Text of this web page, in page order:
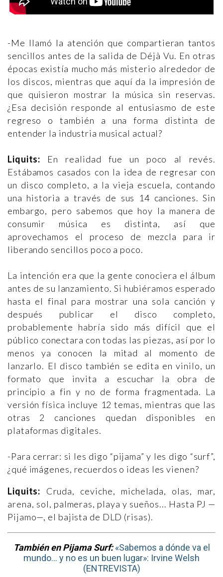
-Me llamó la atención que compartieran tantos
sencillos antes de la salida de Déjà Vu. En otras
épocas existía mucho más misterio alrededor de
los discos, mientras que aquí da la impresión de
que quisieron mostrar la música sin reservas.
¿Esa decisión responde al entusiasmo de este
regreso o también a una forma distinta de
entender la industria musical actual?
Liquits: En realidad fue un poco al revés.
Estábamos casados con la idea de regresar con
un disco completo, a la vieja escuela, contando
una historia a través de sus 14 canciones. Sin
embargo, pero sabemos que hoy la manera de
consumir música es distinta, así que
aprovechamos el proceso de mezcla para ir
liberando sencillos poco a poco.
La intención era que la gente conociera el álbum
antes de su lanzamiento. Si hubiéramos esperado
hasta el final para mostrar una sola canción y
después publicar el disco completo,
probablemente habría sido más difícil que el
público conectara con todas las piezas, así por lo
menos ya conocen la mitad al momento de
lanzarlo. El disco también se edita en vinilo, un
formato que invita a escuchar la obra de
principio a fin y no de forma fragmentada. La
versión física incluye 12 temas, mientras que las
otras 2 canciones quedan disponibles en
plataformas digitales.
-Para cerrar: si les digo “pijama” y les digo “surf”,
¿qué imágenes, recuerdos o ideas les vienen?
Liquits: Cruda, ceviche, michelada, olas, mar,
arena, sol, palmeras, playa y sueños... Hasta PJ —
Pijamo—, el bajista de DLD (risas).
También en Pijama Surf:«Sabemos a dónde va el
mundo… y no es un buen lugar»: Irvine Welsh
(ENTREVISTA)